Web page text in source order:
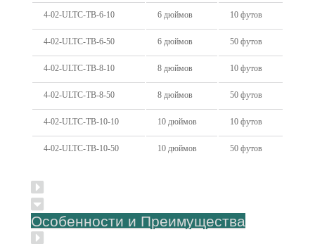
4-02-ULTC-TB-6-10 6 дюймов 10 футов
4-02-ULTC-TB-6-50 6 дюймов 50 футов
4-02-ULTC-TB-8-10 8 дюймов 10 футов
4-02-ULTC-TB-8-50 8 дюймов 50 футов
4-02-ULTC-TB-10-10 10 дюймов 10 футов
4-02-ULTC-TB-10-50 10 дюймов 50 футов
Особенности и Преимущества